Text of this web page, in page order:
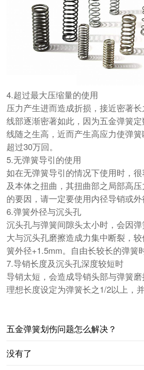
4.超过最大压缩量的使用
压力产生进而造成折损，接近密著
线部逐渐密著如此，因为五金弹簧
线随之生高，近而产生高应力使弹
超过30万回。
5.无弹簧导引的使用
如在无弹簧导引的情况下使用时，
及本体之扭曲，其扭曲部之局部高
的要因，请一定要使用内径导销或外
6.弹簧外径与沉头孔
沉头孔与弹簧间隙头太小时，会因
大与沉头孔磨擦造成力集中断裂，
簧外径+1.5mm。自由长较长的弹簧
7.导销长度及沉头孔深度较短时
导销太短，会造成导销头部与弹簧
理想长度设定为弹簧长之1/2以上，
五金弹簧划伤问题怎么解决？
没有了